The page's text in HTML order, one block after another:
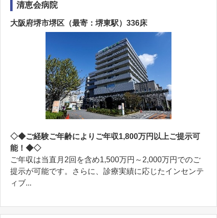
清恵会病院
大阪府堺市堺区（最寄：堺東駅）336床
◇◆ご経験ご年齢によりご年収1,800万円以上ご提示可
能！◆◇
ご年収は当直月2回を含め1,500万円～2,000万円でのご
提示が可能です。さらに、診療実績に応じたインセンテ
ィブ...